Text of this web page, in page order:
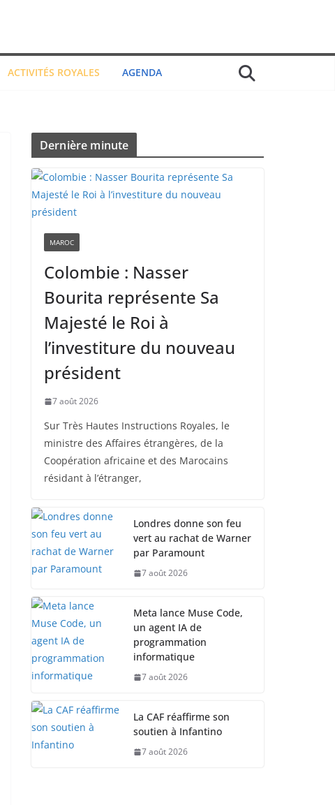
ACTIVITÉS ROYALES AGENDA
Dernière minute
MAROC
Colombie : Nasser
Bourita représente Sa
Majesté le Roi à
l’investiture du nouveau
président
7 août 2026
Sur Très Hautes Instructions Royales, le
ministre des Affaires étrangères, de la
Coopération africaine et des Marocains
résidant à l’étranger,
Londres donne son feu
vert au rachat de Warner
par Paramount
7 août 2026
Meta lance Muse Code,
un agent IA de
programmation
informatique
7 août 2026
La CAF réaffirme son
soutien à Infantino
7 août 2026